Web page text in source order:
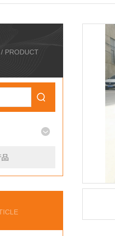
/ PRODUCT